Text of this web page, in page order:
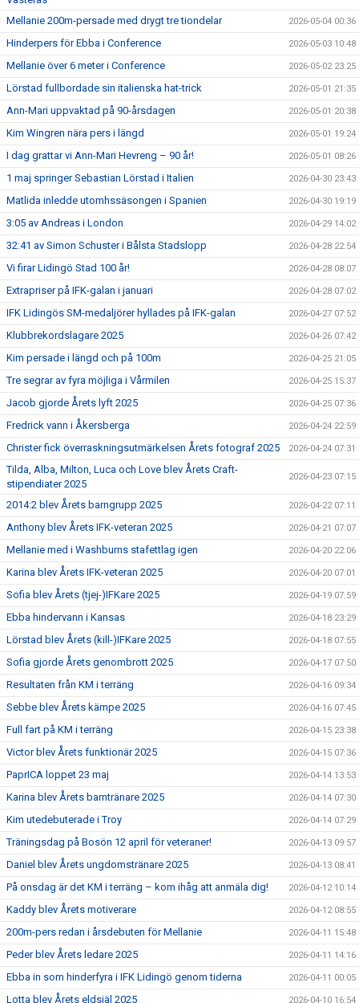
Mellanie 200m-persade med drygt tre tiondelar 2026-05-04 00:36
Hinderpers för Ebba i Conference 2026-05-03 10:48
Mellanie över 6 meter i Conference 2026-05-02 23:25
Lörstad fullbordade sin italienska hat-trick 2026-05-01 21:35
Ann-Mari uppvaktad på 90-årsdagen 2026-05-01 20:38
Kim Wingren nära pers i längd 2026-05-01 19:24
I dag grattar vi Ann-Mari Hevreng – 90 år! 2026-05-01 08:26
1 maj springer Sebastian Lörstad i Italien 2026-04-30 23:43
Matlida inledde utomhssäsongen i Spanien 2026-04-30 19:19
3:05 av Andreas i London 2026-04-29 14:02
32:41 av Simon Schuster i Bålsta Stadslopp 2026-04-28 22:54
Vi firar Lidingö Stad 100 år! 2026-04-28 08:07
Extrapriser på IFK-galan i januari 2026-04-28 07:02
IFK Lidingös SM-medaljörer hyllades på IFK-galan 2026-04-27 07:52
Klubbrekordslagare 2025 2026-04-26 07:42
Kim persade i längd och på 100m 2026-04-25 21:05
Tre segrar av fyra möjliga i Vårmilen 2026-04-25 15:37
Jacob gjorde Årets lyft 2025 2026-04-25 07:36
Fredrick vann i Åkersberga 2026-04-24 22:59
Christer fick överraskningsutmärkelsen Årets fotograf 2025 2026-04-24 07:31
Tilda, Alba, Milton, Luca och Love blev Årets Craft-
stipendiater 2025
2026-04-23 07:15
2014:2 blev Årets barngrupp 2025 2026-04-22 07:11
Anthony blev Årets IFK-veteran 2025 2026-04-21 07:07
Mellanie med i Washburns stafettlag igen 2026-04-20 22:06
Karina blev Årets IFK-veteran 2025 2026-04-20 07:01
Sofia blev Årets (tjej-)IFKare 2025 2026-04-19 07:59
Ebba hindervann i Kansas 2026-04-18 23:29
Lörstad blev Årets (kill-)IFKare 2025 2026-04-18 07:55
Sofia gjorde Årets genombrott 2025 2026-04-17 07:50
Resultaten från KM i terräng 2026-04-16 09:34
Sebbe blev Årets kämpe 2025 2026-04-16 07:45
Full fart på KM i terräng 2026-04-15 23:38
Victor blev Årets funktionär 2025 2026-04-15 07:36
PaprICA loppet 23 maj 2026-04-14 13:53
Karina blev Årets barntränare 2025 2026-04-14 07:30
Kim utedebuterade i Troy 2026-04-14 07:29
Träningsdag på Bosön 12 april för veteraner! 2026-04-13 09:57
Daniel blev Årets ungdomstränare 2025 2026-04-13 08:41
På onsdag är det KM i terräng – kom ihåg att anmäla dig! 2026-04-12 10:14
Kaddy blev Årets motiverare 2026-04-12 08:55
200m-pers redan i årsdebuten för Mellanie 2026-04-11 15:48
Peder blev Årets ledare 2025 2026-04-11 14:16
Ebba in som hinderfyra i IFK Lidingö genom tiderna 2026-04-11 00:05
Lotta blev Årets eldsjäl 2025 2026-04-10 16:54